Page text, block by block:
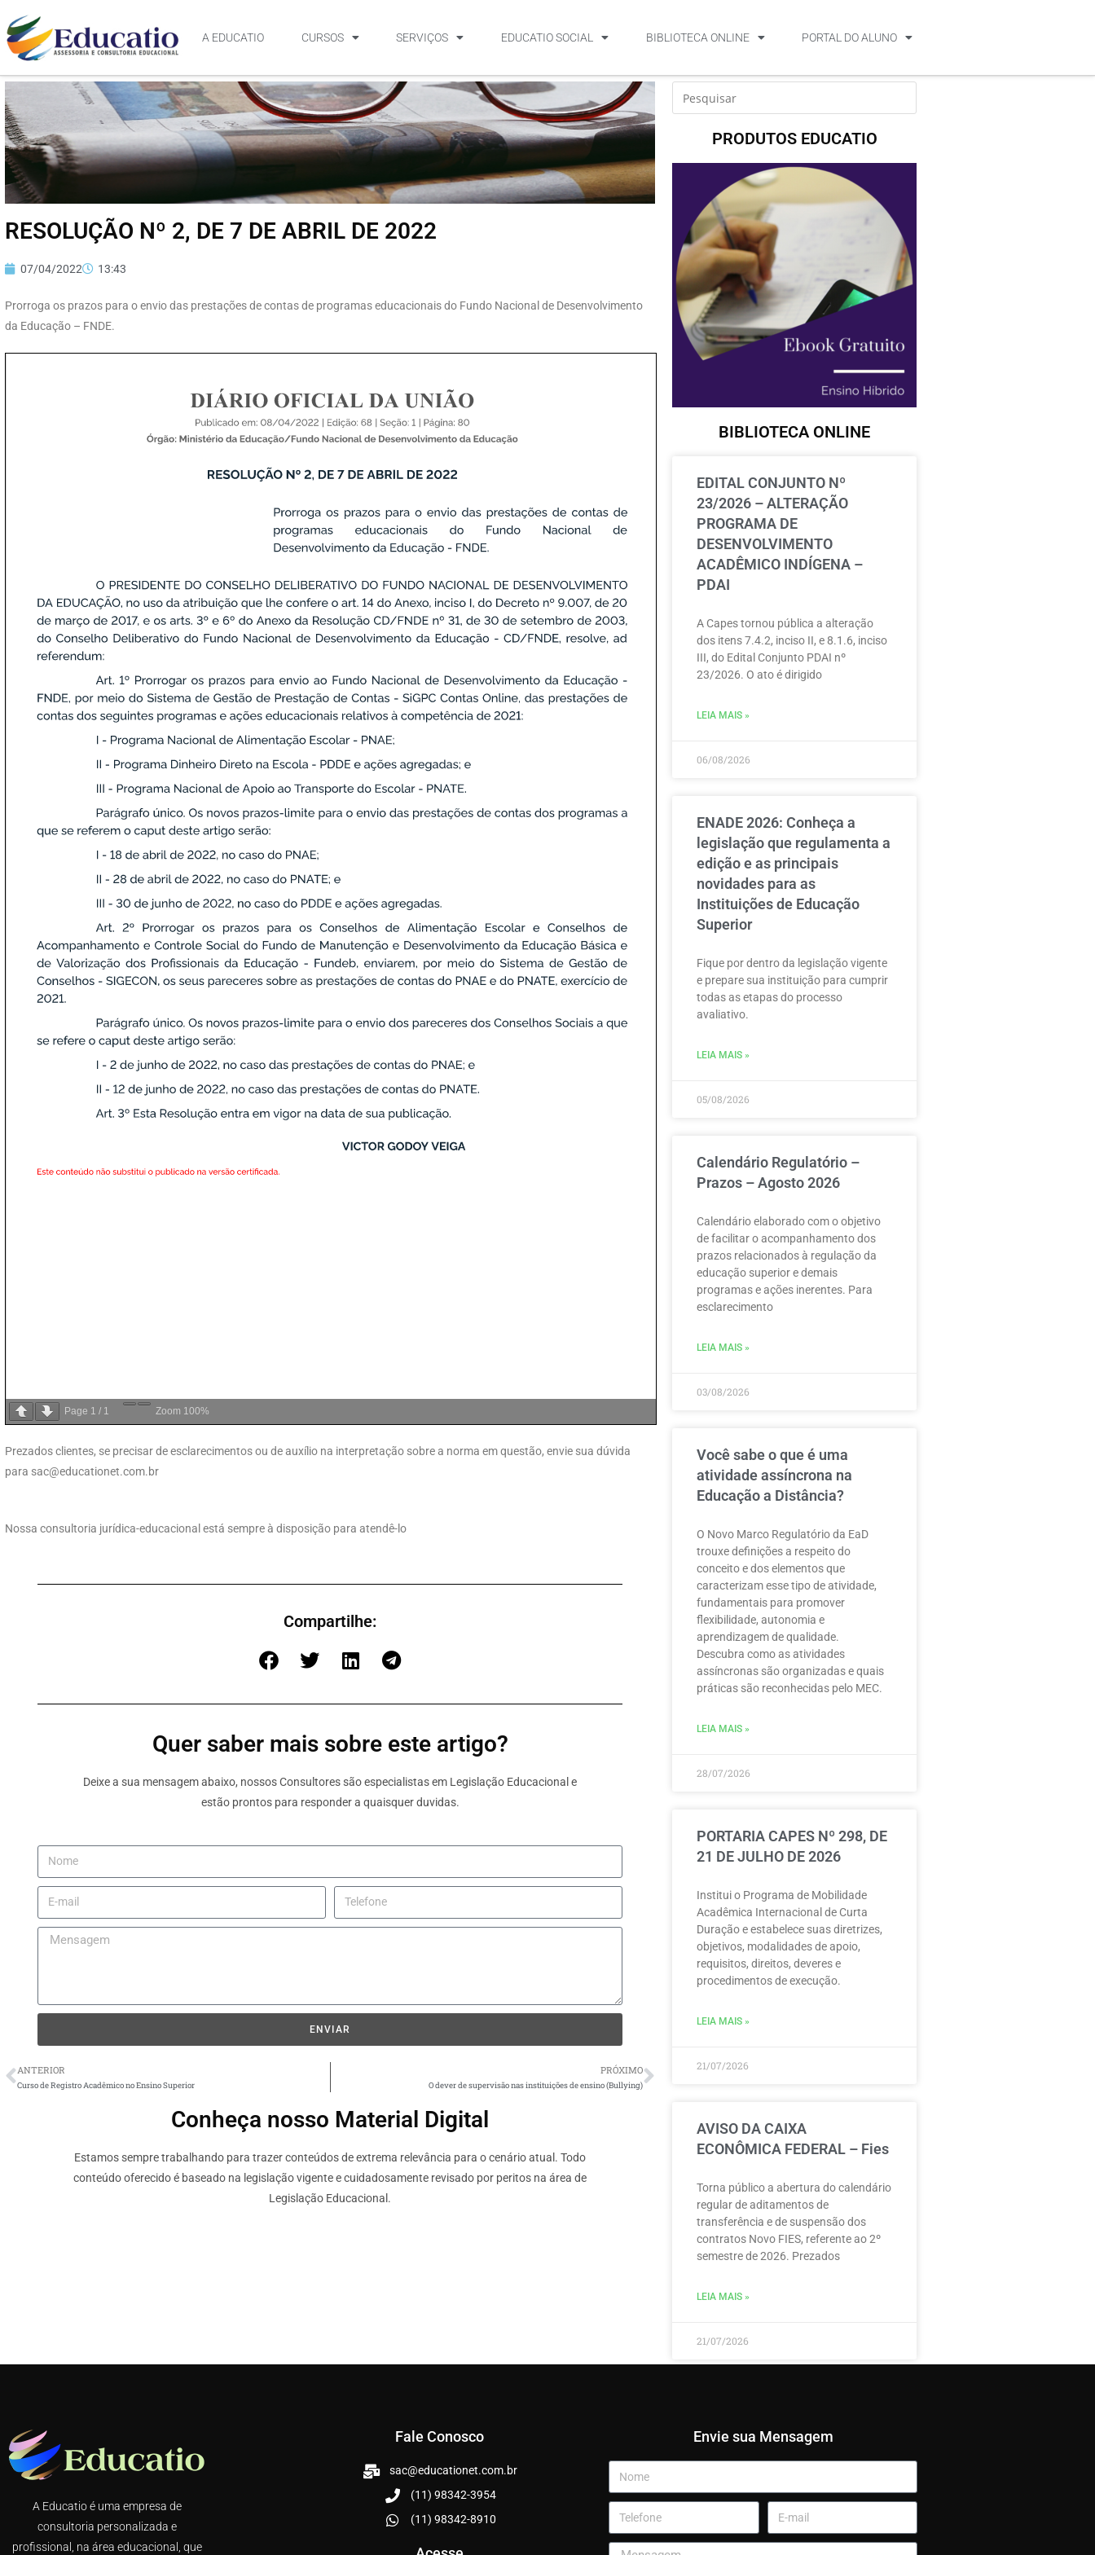
A EDUCATIO CURSOS SERVIÇOS EDUCATIO SOCIAL BIBLIOTECA ONLINE PORTAL DO ALUNO
RESOLUÇÃO Nº 2, DE 7 DE ABRIL DE 2022
07/04/2022 13:43
Prorroga os prazos para o envio das prestações de contas de programas educacionais do Fundo Nacional de Desenvolvimento
da Educação – FNDE.
Page 1 / 1 Zoom 100%
Prezados clientes, se precisar de esclarecimentos ou de auxílio na interpretação sobre a norma em questão, envie sua dúvida
para sac@educationet.com.br
Nossa consultoria jurídica-educacional está sempre à disposição para atendê-lo
Compartilhe:
Quer saber mais sobre este artigo?
Deixe a sua mensagem abaixo, nossos Consultores são especialistas em Legislação Educacional e
estão prontos para responder a quaisquer duvidas.
ENVIAR
ANTERIOR
Curso de Registro Acadêmico no Ensino Superior
PRÓXIMO
O dever de supervisão nas instituições de ensino (Bullying)
Conheça nosso Material Digital
Estamos sempre trabalhando para trazer conteúdos de extrema relevância para o cenário atual. Todo
conteúdo oferecido é baseado na legislação vigente e cuidadosamente revisado por peritos na área de
Legislação Educacional.
PRODUTOS EDUCATIO
BIBLIOTECA ONLINE
EDITAL CONJUNTO Nº
23/2026 – ALTERAÇÃO
PROGRAMA DE
DESENVOLVIMENTO
ACADÊMICO INDÍGENA –
PDAI
A Capes tornou pública a alteração
dos itens 7.4.2, inciso II, e 8.1.6, inciso
III, do Edital Conjunto PDAI nº
23/2026. O ato é dirigido
LEIA MAIS »
06/08/2026
ENADE 2026: Conheça a
legislação que regulamenta a
edição e as principais
novidades para as
Instituições de Educação
Superior
Fique por dentro da legislação vigente
e prepare sua instituição para cumprir
todas as etapas do processo
avaliativo.
LEIA MAIS »
05/08/2026
Calendário Regulatório –
Prazos – Agosto 2026
Calendário elaborado com o objetivo
de facilitar o acompanhamento dos
prazos relacionados à regulação da
educação superior e demais
programas e ações inerentes. Para
esclarecimento
LEIA MAIS »
03/08/2026
Você sabe o que é uma
atividade assíncrona na
Educação a Distância?
O Novo Marco Regulatório da EaD
trouxe definições a respeito do
conceito e dos elementos que
caracterizam esse tipo de atividade,
fundamentais para promover
flexibilidade, autonomia e
aprendizagem de qualidade.
Descubra como as atividades
assíncronas são organizadas e quais
práticas são reconhecidas pelo MEC.
LEIA MAIS »
28/07/2026
PORTARIA CAPES Nº 298, DE
21 DE JULHO DE 2026
Institui o Programa de Mobilidade
Acadêmica Internacional de Curta
Duração e estabelece suas diretrizes,
objetivos, modalidades de apoio,
requisitos, direitos, deveres e
procedimentos de execução.
LEIA MAIS »
21/07/2026
AVISO DA CAIXA
ECONÔMICA FEDERAL – Fies
Torna público a abertura do calendário
regular de aditamentos de
transferência e de suspensão dos
contratos Novo FIES, referente ao 2º
semestre de 2026. Prezados
LEIA MAIS »
21/07/2026
A Educatio é uma empresa de
consultoria personalizada e
profissional, na área educacional, que
Fale Conosco
sac@educationet.com.br
(11) 98342-3954
(11) 98342-8910
Envie sua Mensagem